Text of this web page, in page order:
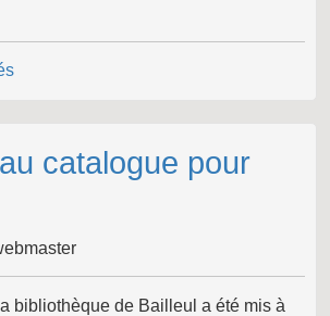
catalogue pour
bibliothèque de Bailleul a été mis à